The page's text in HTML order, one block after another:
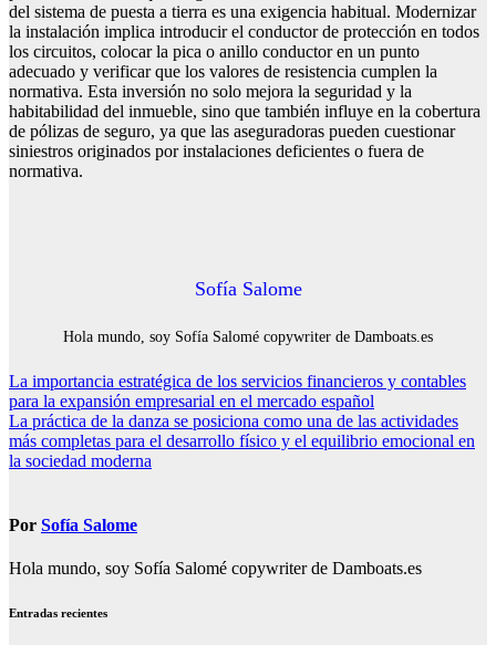
del sistema de puesta a tierra es una exigencia habitual. Modernizar
la instalación implica introducir el conductor de protección en todos
los circuitos, colocar la pica o anillo conductor en un punto
adecuado y verificar que los valores de resistencia cumplen la
normativa. Esta inversión no solo mejora la seguridad y la
habitabilidad del inmueble, sino que también influye en la cobertura
de pólizas de seguro, ya que las aseguradoras pueden cuestionar
siniestros originados por instalaciones deficientes o fuera de
normativa.
Sofía Salome
Hola mundo, soy Sofía Salomé copywriter de Damboats.es
Navegación
de
entradas
La importancia estratégica de los servicios financieros y contables
para la expansión empresarial en el mercado español
La práctica de la danza se posiciona como una de las actividades
más completas para el desarrollo físico y el equilibrio emocional en
la sociedad moderna
Por Sofía Salome
Hola mundo, soy Sofía Salomé copywriter de Damboats.es
Entradas recientes